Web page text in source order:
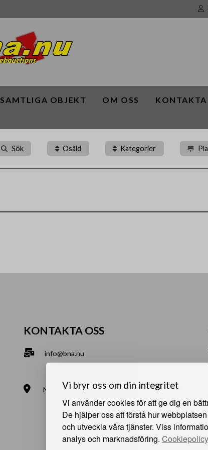
Vi bryr oss om din integritet
Vi använder cookies för att ge dig en
De hjälper oss att förstå hur
och utveckla våra tjänster. Viss
analys och marknadsföring. Cookiepolicy
SAMTLIGA OBJEKT OM OSS KONTAKTA
Sök Osåld Kategorier
KONTAKTA OSS
info@bna.nu
Norrgårdsgatan 9a, 686 35 Sunne
Bjälverud 540, 68693 Sunne